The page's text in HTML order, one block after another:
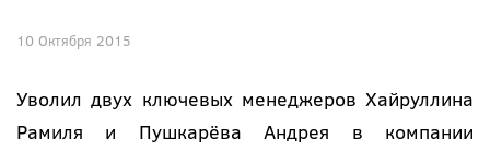
10 Октября 2015
Уволил двух ключевых менеджеров Хайруллина
Рамиля и Пушкарёва Андрея в компании